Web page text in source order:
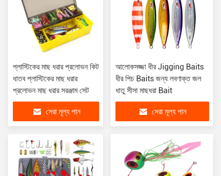
প্লাস্টিকের মাছ ধরার প্রলোভন কিট
ধাতব প্লাস্টিকের মাছ ধরার
প্রলোভন মাছ ধরার সরঞ্জাম সেট
সেরা মূল্য পান
আলোকসজ্জা ধীর Jigging Baits
ধীর পিচ Baits জন্য লবণাক্ত জল
ধাতু সীসা মাছধরা Bait
সেরা মূল্য পান